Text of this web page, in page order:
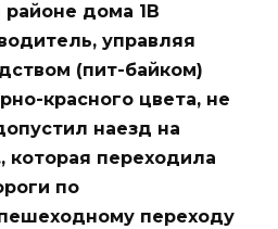
районе дома 1В
управляя
(пит-байком)
красного цвета, не
наезд на
которая переходила
по
переходу